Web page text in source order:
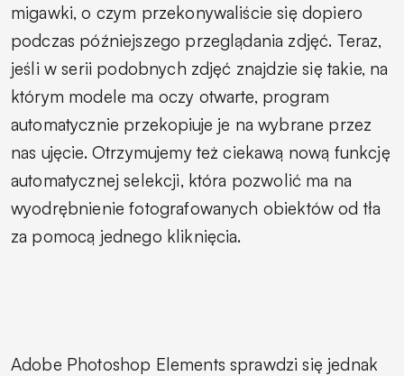
migawki, o czym przekonywaliście się dopiero
podczas późniejszego przeglądania zdjęć. Teraz,
jeśli w serii podobnych zdjęć znajdzie się takie, na
którym modele ma oczy otwarte, program
automatycznie przekopiuje je na wybrane przez
nas ujęcie. Otrzymujemy też ciekawą nową funkcję
automatycznej selekcji, która pozwolić ma na
wyodrębnienie fotografowanych obiektów od tła
za pomocą jednego kliknięcia.
Adobe Photoshop Elements sprawdzi się jednak